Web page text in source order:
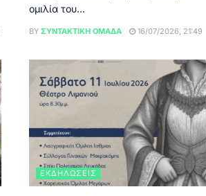
ομιλία του...
BY ΣΥΝΤΑΚΤΙΚΉ ΟΜΆΔΑ 16/07/2026, 21:49
ΕΚΔΗΛΏΣΕΙΣ